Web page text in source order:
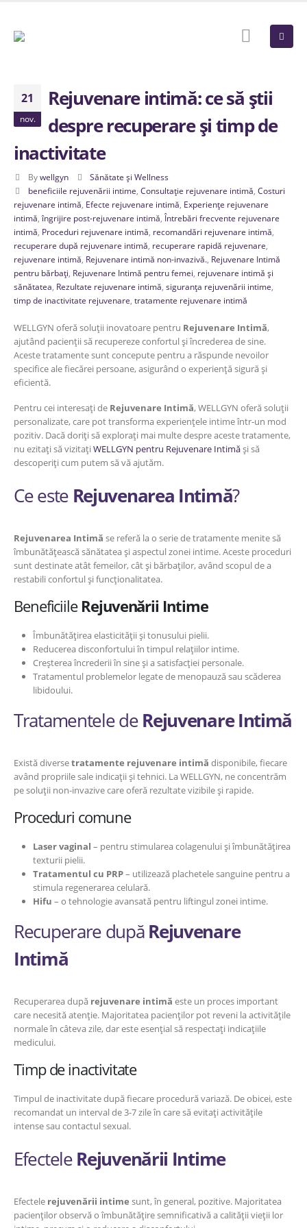
21
nov.
Rejuvenare intimă: ce să știi
despre recuperare și timp de
inactivitate
By wellgyn
Sănătate și Wellness
beneficiile rejuvenării intime Consultație rejuvenare intimă Costuri
rejuvenare intimă Efecte rejuvenare intimă Experiențe rejuvenare
intimă ,îngrijire post-rejuvenare intimă ,Întrebări frecvente rejuvenare
intimă Proceduri rejuvenare intimă recomandări rejuvenare intimă
recuperare după rejuvenare intimă recuperare rapidă rejuvenare
rejuvenare intimă Rejuvenare intimă non-invazivă. Rejuvenare Intimă
pentru bărbați Rejuvenare Intimă pentru femei rejuvenare intimă și
sănătatea Rezultate rejuvenare intimă siguranța rejuvenării intime
timp de inactivitate rejuvenare tratamente rejuvenare intimă
WELLGYN oferă soluții inovatoare pentru Rejuvenare Intimă,
ajutând pacienții să recupereze confortul și încrederea de sine.
Aceste tratamente sunt concepute pentru a răspunde nevoilor
specifice ale fiecărei persoane, asigurând o experiență sigură și
eficientă.
Pentru cei interesați de Rejuvenare Intimă, WELLGYN oferă soluții
personalizate, care pot transforma experiențele intime într-un mod
pozitiv. Dacă doriți să explorați mai multe despre aceste tratamente,
nu ezitați să vizitațiWELLGYN pentru Rejuvenare Intimăși să
descoperiți cum putem să vă ajutăm.
Ce este Rejuvenarea Intimă?
Rejuvenarea Intimă se referă la o serie de tratamente menite să
îmbunătățească sănătatea și aspectul zonei intime. Aceste proceduri
sunt destinate atât femeilor, cât și bărbaților, având scopul de a
restabili confortul și funcționalitatea.
Beneficiile Rejuvenării Intime
Îmbunătățirea elasticității și tonusului pielii.
Reducerea disconfortului în timpul relațiilor intime.
Creșterea încrederii în sine și a satisfacției personale.
Tratamentul problemelor legate de menopauză sau scăderea
libidoului.
Tratamentele deRejuvenare Intimă
Există diversetratamente rejuvenare intimă disponibile, fiecare
având propriile sale indicații și tehnici. La WELLGYN, ne concentrăm
pe soluții non-invazive care oferă rezultate vizibile și rapide.
Proceduri comune
Laser vaginal – pentru stimularea colagenului și îmbunătățirea
texturii pielii.
Tratamentul cu PRP– utilizează plachetele sanguine pentru a
stimula regenerarea celulară.
Hifu – o tehnologie avansată pentru liftingul zonei intime.
Recuperare dupăRejuvenare
Intimă
Recuperarea după rejuvenare intimă este un proces important
care necesită atenție. Majoritatea pacienților pot reveni la activitățile
normale în câteva zile, dar este esențial să respectați indicațiile
medicului.
Timp de inactivitate
Timpul de inactivitate după fiecare procedură variază. De obicei, este
recomandat un interval de 3-7 zile în care să evitați activitățile
intense sau contactul sexual.
EfecteleRejuvenării Intime
Efectele rejuvenării intime sunt, în general, pozitive. Majoritatea
pacienților observă o îmbunătățire semnificativă a calității vieții lor